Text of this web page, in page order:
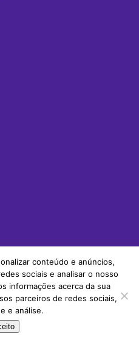
conteúdo e anúncios,
sociais e analisar o nosso
informações acerca da sua
parceiros de redes sociais,
e análise.